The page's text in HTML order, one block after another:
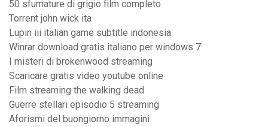
50 sfumature di grigio film completo
Torrent john wick ita
Lupin iii italian game subtitle indonesia
Winrar download gratis italiano per windows 7
I misteri di brokenwood streaming
Scaricare gratis video youtube online
Film streaming the walking dead
Guerre stellari episodio 5 streaming
Aforismi del buongiorno immagini